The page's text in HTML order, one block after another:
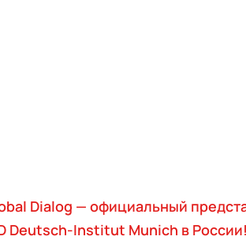
Dialog — официальный
Deutsch-Institut Munich в России!